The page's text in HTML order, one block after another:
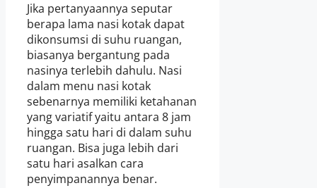
Jika pertanyaannya seputar
berapa lama nasi kotak dapat
dikonsumsi di suhu ruangan,
biasanya bergantung pada
nasinya terlebih dahulu. Nasi
dalam menu nasi kotak
sebenarnya memiliki ketahanan
yang variatif yaitu antara 8 jam
hingga satu hari di dalam suhu
ruangan. Bisa juga lebih dari
satu hari asalkan cara
penyimpanannya benar.